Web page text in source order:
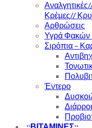
Κρέμες//
Αρθρώσεις
Υγρά Φακών
Σιρόπια –
Έντερο